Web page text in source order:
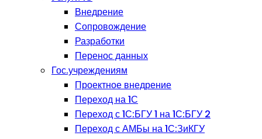
Внедрение
Сопровождение
Разработки
Перенос данных
Гос.учреждениям
Проектное внедрение
Переход на 1С
Переход с 1С:БГУ 1 на 1С:БГУ 2
Переход с АМБы на 1С:ЗиКГУ